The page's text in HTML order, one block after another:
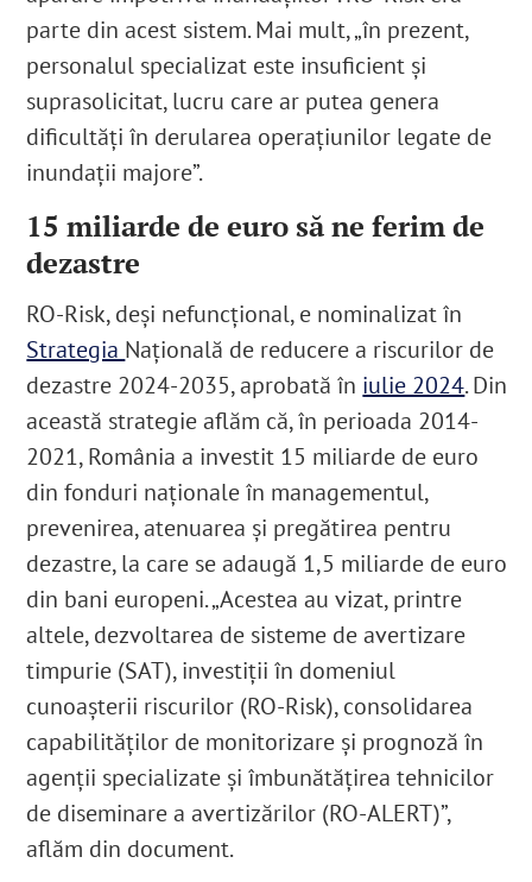
parte din acest sistem. Mai mult, „în prezent,
personalul specializat este insuficient și
suprasolicitat, lucru care ar putea genera
dificultăți în derularea operațiunilor legate de
inundații majore”.
15 miliarde de euro să ne ferim de
dezastre
RO-Risk, deși nefuncțional, e nominalizat în
Strategia Națională de reducere a riscurilor de
dezastre 2024-2035, aprobată în iulie 2024. Din
această strategie aflăm că, în perioada 2014-
2021, România a investit 15 miliarde de euro
din fonduri naționale în managementul,
prevenirea, atenuarea și pregătirea pentru
dezastre, la care se adaugă 1,5 miliarde de euro
din bani europeni. „Acestea au vizat, printre
altele, dezvoltarea de sisteme de avertizare
timpurie (SAT), investiții în domeniul
cunoașterii riscurilor (RO-Risk), consolidarea
capabilităților de monitorizare și prognoză în
agenții specializate și îmbunătățirea tehnicilor
de diseminare a avertizărilor (RO-ALERT)”,
aflăm din document.